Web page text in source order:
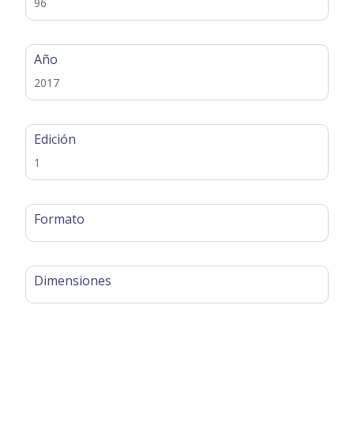
Año
2017
Edición
1
Formato
Dimensiones